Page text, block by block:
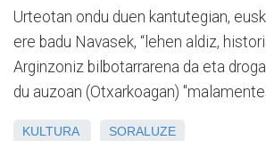
Urteotan ondu duen kantutegian,
ere badu Navasek, “lehen aldiz,
Arginzoniz bilbotarrarena da eta
du auzoan (Otxarkoagan)
KULTURA SORALUZE